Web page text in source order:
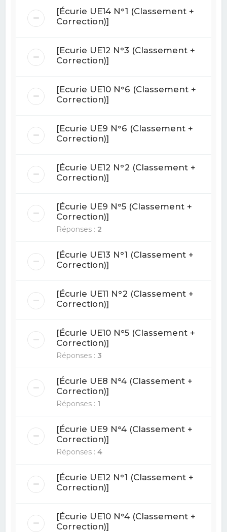
[Écurie UE14 N°1 (Classement +
Correction)]
[Ecurie UE12 N°3 (Classement +
Correction)]
[Ecurie UE10 N°6 (Classement +
Correction)]
[Ecurie UE9 N°6 (Classement +
Correction)]
[Écurie UE12 N°2 (Classement +
Correction)]
[Écurie UE9 N°5 (Classement +
Correction)]
Réponses : 2
[Écurie UE13 N°1 (Classement +
Correction)]
[Écurie UE11 N°2 (Classement +
Correction)]
[Écurie UE10 N°5 (Classement +
Correction)]
Réponses :3
[Écurie UE8 N°4 (Classement +
Correction)]
Réponses : 1
[Écurie UE9 N°4 (Classement +
Correction)]
Réponses :4
[Écurie UE12 N°1 (Classement +
Correction)]
[Écurie UE10 N°4 (Classement +
Correction)]